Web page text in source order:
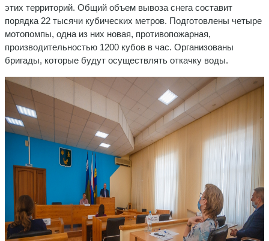
этих территорий. Общий объем вывоза снега составит
порядка 22 тысячи кубических метров. Подготовлены четыре
мотопомпы, одна из них новая, противопожарная,
производительностью 1200 кубов в час. Организованы
бригады, которые будут осуществлять откачку воды.